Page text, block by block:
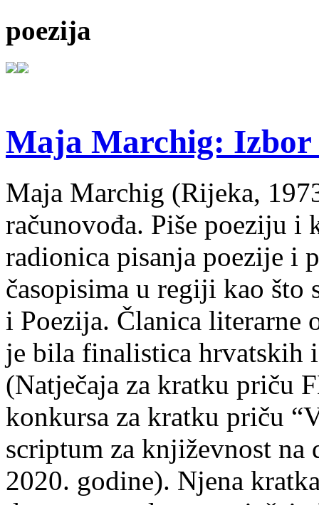
poezija
Maja Marchig: Izbor
Maja Marchig (Rijeka,
računovođa. Piše poeziju i
radionica pisanja poezije i
časopisima u regiji kao što
i Poezija. Članica literarne
je bila finalistica hrvatskih
(Natječaja za kratku priču
konkursa za kratku priču
scriptum za književnost na
2020. godine). Njena